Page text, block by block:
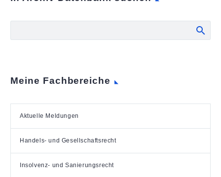
Meine Fachbereiche
Aktuelle Meldungen
Handels- und Gesellschaftsrecht
Insolvenz- und Sanierungsrecht